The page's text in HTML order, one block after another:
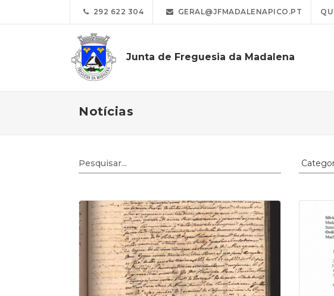
292 622 304 GERAL@JFMADALENAPICO.PT
Junta de Freguesia da Madalena
Notícias